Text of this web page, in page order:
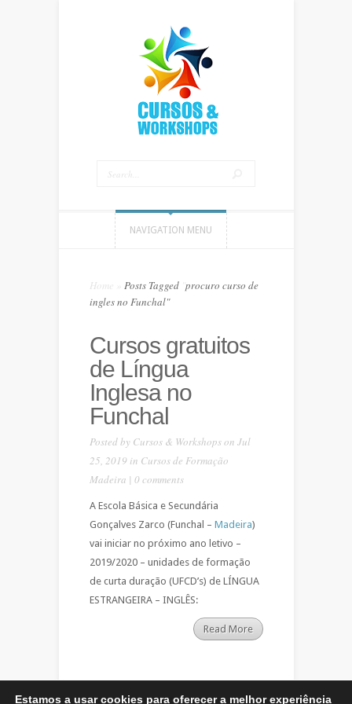
NAVIGATION MENU
Home Posts Tagged procuro curso de
ingles no Funchal"
Cursos gratuitos
de Língua
Inglesa no
Funchal
Posted by Cursos & Workshopson Jul
25, 2019 in Cursos de Formação
Madeira | 0 comments
A Escola Básica e Secundária
Gonçalves Zarco (Funchal – Madeira)
vai iniciar no próximo ano letivo –
2019/2020 – unidades de formação
de curta duração (UFCD’s) de LÍNGUA
ESTRANGEIRA – INGLÊS:
Read More
Estamos a usar cookies para oferecer a melhor experiência